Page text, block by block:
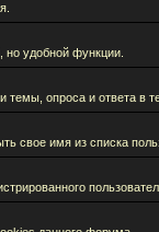
но удобной функции.
темы, опроса и ответа в
свое имя из списка